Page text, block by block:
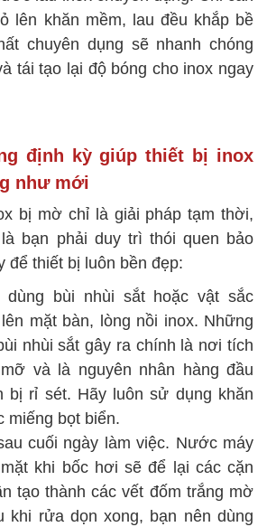
lên khăn mềm, lau đều khắp bề
chuyên dụng sẽ nhanh chóng
tái tạo lại độ bóng cho inox ngay
định kỳ giúp thiết bị inox
như mới
bị mờ chỉ là giải pháp tạm thời,
bạn phải duy trì thói quen bảo
để thiết bị luôn bền đẹp:
dùng bùi nhùi sắt hoặc vật sắc
mặt bàn, lòng nồi inox. Những
nhùi sắt gây ra chính là nơi tích
và là nguyên nhân hàng đầu
bị rỉ sét. Hãy luôn sử dụng khăn
miếng bọt biển.
cuối ngày làm việc. Nước máy
khi bốc hơi sẽ để lại các cặn
tạo thành các vết đốm trắng mờ
khi rửa dọn xong, bạn nên dùng